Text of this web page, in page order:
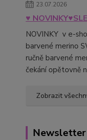
23.07.2026
♥
NOVINKY v e-
barvené merino
ručně barvené
čekání opětovně
Zobrazit
Newsletter